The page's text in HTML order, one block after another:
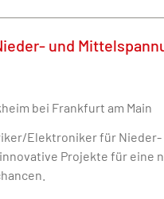
und
bei Frankfurt am Main
Elektroniker für Nieder-
Projekte für eine